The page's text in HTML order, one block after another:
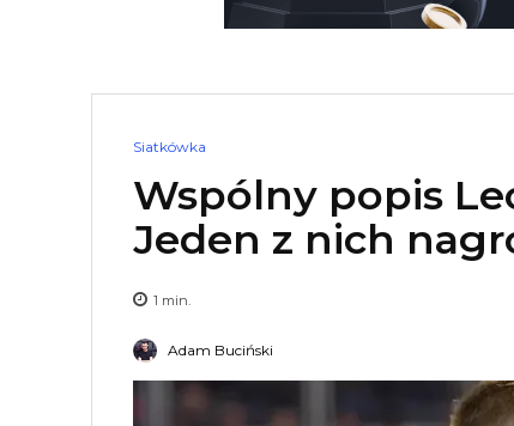
Siatkówka
Wspólny popis
Jeden z nich
1 min.
Adam Buciński